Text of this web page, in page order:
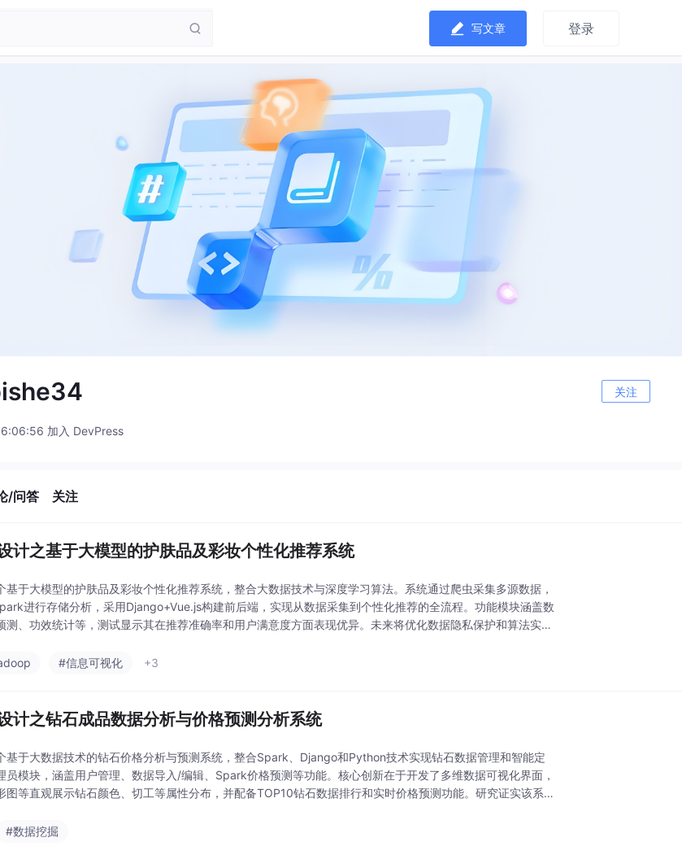
写文章 登录
关注
加入 DevPress
/问答 关注
计之基于大模型的护肤品及彩妆个性化推荐系统
基于大模型的护肤品及彩妆个性化推荐系统，整合大数据技术与深度学习算法。系统通过爬虫采集多源数据，
进行存储分析，采用Django+Vue.js构建前后端，实现从数据采集到个性化推荐的全流程。功能模块涵盖数
测、功效统计等，测试显示其在推荐准确率和用户满意度方面表现优异。未来将优化数据隐私保护和算法实时
#信息可视化 +3
计之钻石成品数据分析与价格预测分析系统
基于大数据技术的钻石价格分析与预测系统，整合Spark、Django和Python技术实现钻石数据管理和智能定
员模块，涵盖用户管理、数据导入/编辑、Spark价格预测等功能。核心创新在于开发了多维数据可视化界面，
图等直观展示钻石颜色、切工等属性分布，并配备TOP10钻石数据排行和实时价格预测功能。研究证实该系统
#数据挖掘